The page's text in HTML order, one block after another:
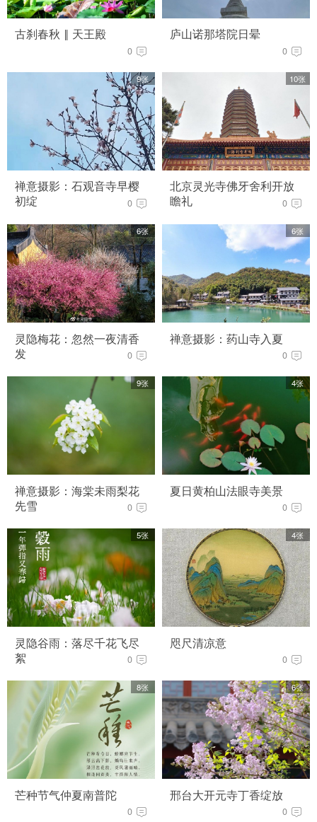
古刹春秋 ‖ 天王殿
0
9张
禅意摄影：石观音寺早樱
初绽
0
6张
灵隐梅花：忽然一夜清香
发
0
9张
禅意摄影：海棠未雨梨花
先雪
0
5张
灵隐谷雨：落尽千花飞尽
絮
0
8张
芒种节气仲夏南普陀
0
庐山诺那塔院日晕
0
10张
北京灵光寺佛牙舍利开放
瞻礼
0
6张
禅意摄影：药山寺入夏
0
4张
夏日黄柏山法眼寺美景
0
4张
咫尺清凉意
0
6张
邢台大开元寺丁香绽放
0